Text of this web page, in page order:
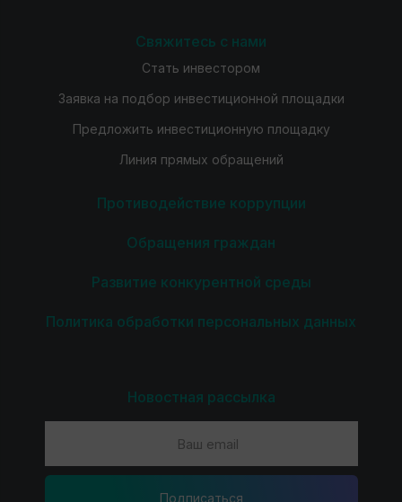
Свяжитесь с нами
Стать инвестором
Заявка на подбор инвестиционной площадки
Предложить инвестиционную площадку
Линия прямых обращений
Противодействие коррупции
Обращения граждан
Развитие конкурентной среды
Политика обработки персональных данных
Новостная рассылка
Подпиcаться